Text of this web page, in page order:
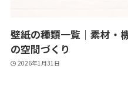
壁紙の種類一覧｜素材・
の空間づくり
2026年1月31日